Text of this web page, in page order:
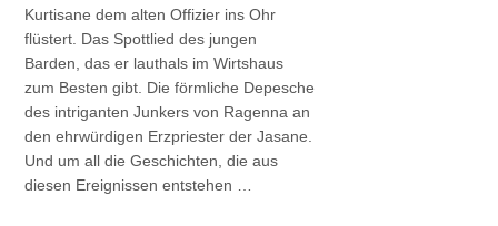
Kurtisane dem alten Offizier ins Ohr
flüstert. Das Spottlied des jungen
Barden, das er lauthals im Wirtshaus
zum Besten gibt. Die förmliche Depesche
des intriganten Junkers von Ragenna an
den ehrwürdigen Erzpriester der Jasane.
Und um all die Geschichten, die aus
diesen Ereignissen entstehen …